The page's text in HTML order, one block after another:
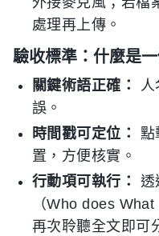
處理再上傳。
驗收標準：什麼是
關鍵術語正確：
人
誤。
時間戳可定位：
點
置，方便核實。
行動項可執行：
透
（Who does
再次聆聽全文即可